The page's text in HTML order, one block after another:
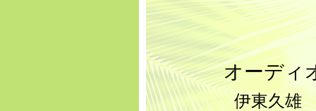
オーディ
伊東久雄